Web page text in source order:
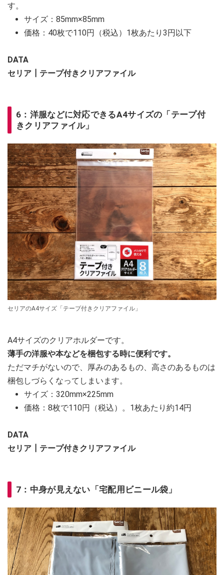
す。
サイズ：85mm×85mm
価格：40枚で110円（税込）1枚あたり3円以下
DATA
セリア┃テープ付きクリアファイル
6：洋服などに対応できるA4サイズの「テープ付
きクリアファイル」
セリアのA4サイズ「テープ付きクリアファイル」
A4サイズのクリアホルダーです。
薄手の洋服や本などを梱包する時に便利です。
ただマチがないので、厚みのあるもの、高さのあるものは
梱包しづらくなってしまいます。
サイズ：320mm×225mm
価格：8枚で110円（税込）。1枚あたり約14円
DATA
セリア┃テープ付きクリアファイル
7：中身が見えない「宅配用ビニール袋」